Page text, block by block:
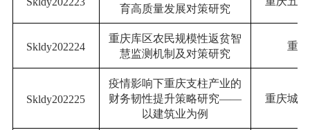
育高质量发展对策研究
Skldy202224
重庆库区农民规模性返贫智
慧监测机制及对策研究
重
Skldy202225
疫情影响下重庆支柱产业的
财务韧性提升策略研究——
以建筑业为例
重庆城